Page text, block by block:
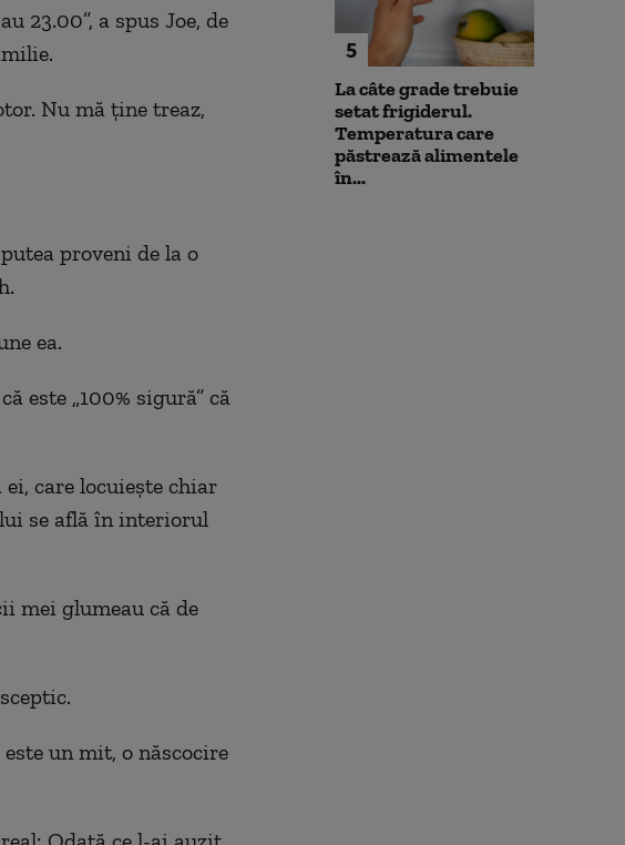
23.00”, a spus Joe, de
Nu mă ține treaz,
proveni de la o
ea.
este „100% sigură” că
care locuiește chiar
se află în interiorul
mei glumeau că de
un mit, o născocire
5
La câte grade trebuie
setat frigiderul.
Temperatura care
păstrează alimentele
în...